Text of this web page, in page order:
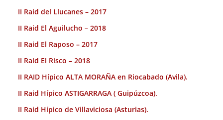
II Raid del Llucanes – 2017
II Raid El Aguilucho – 2018
II Raid El Raposo – 2017
II Raid El Risco – 2018
II RAID Hípico ALTA MORAÑA en Riocabado (Avila).
II Raid Hípico ASTIGARRAGA ( Guipúzcoa).
II Raid Hípico de Villaviciosa (Asturias).